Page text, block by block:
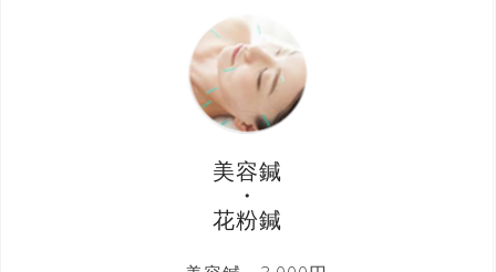
美容鍼
・
花粉鍼